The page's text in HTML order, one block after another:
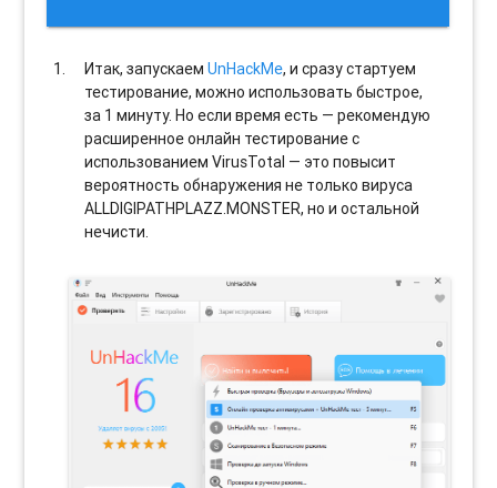
Итак, запускаемUnHackMe, и сразу стартуем
тестирование, можно использовать быстрое,
за 1 минуту. Но если время есть — рекомендую
расширенное онлайн тестирование с
использованием VirusTotal — это повысит
вероятность обнаружения не только вируса
ALLDIGIPATHPLAZZ.MONSTER, но и остальной
нечисти.